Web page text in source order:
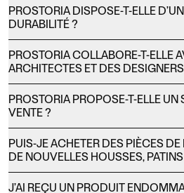
PROSTORIA DISPOSE-T-ELLE
DURABILITÉ ?
PROSTORIA COLLABORE-T-ELLE
ARCHITECTES ET DES
PROSTORIA PROPOSE-T-ELLE UN
VENTE ?
PUIS-JE ACHETER DES PIÈCES
DE NOUVELLES HOUSSES,
J’AI REÇU UN PRODUIT